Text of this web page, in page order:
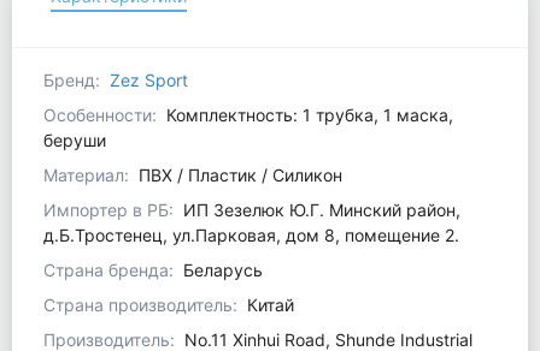
Бренд: Zez Sport
Особенности: Комплектность: 1 трубка, 1 маска,
беруши
Материал: ПВХ / Пластик / Силикон
Импортер в РБ: ИП Зезелюк Ю.Г. Минский район,
д.Б.Тростенец, ул.Парковая, дом 8, помещение 2.
Страна бренда: Беларусь
Страна производитель: Китай
Производитель: No.11 Xinhui Road, Shunde Industrial